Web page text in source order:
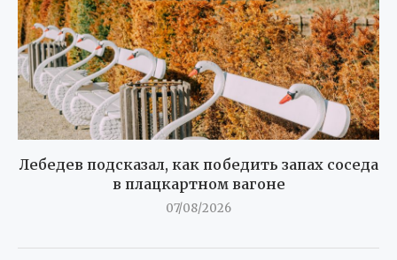
Лебедев подсказал, как победить запах соседа
в плацкартном вагоне
07/08/2026